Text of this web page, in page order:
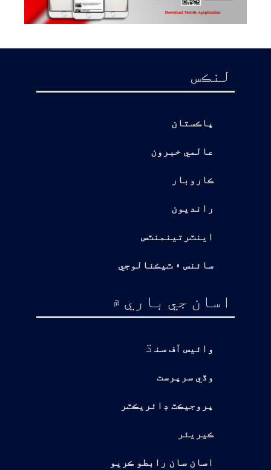
لنڪس
پاڪستان
عالمي خبرون
ڪاروبار
رانديون
اينٽرتينمنٽس
سائنس ۽ ٽيڪنالوجي
اسان جي باري ۾
وائيس آف سن ڌ
وڏي سرپرست
پروجيڪٽ ڊائريڪٽر
ڪيريئر
اسان سان رابطو ڪريو